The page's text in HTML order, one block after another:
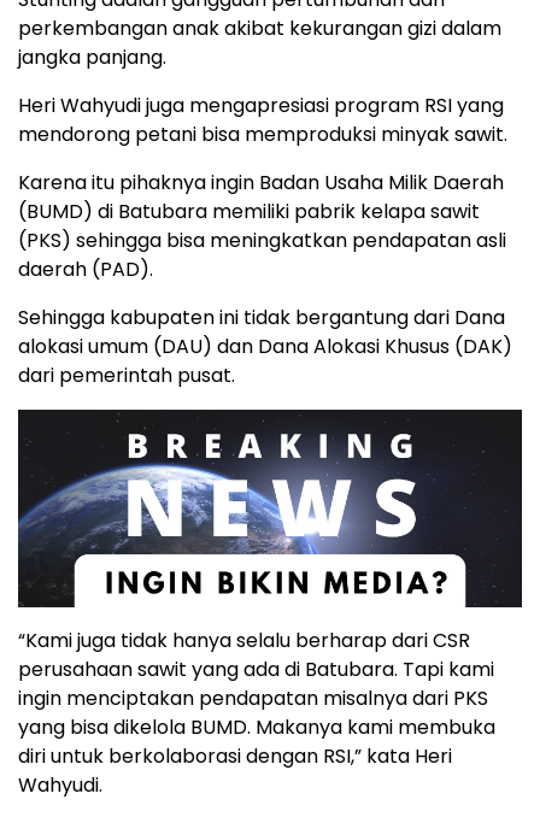
perkembangan anak akibat kekurangan gizi dalam
jangka panjang.
Heri Wahyudi juga mengapresiasi program RSI yang
mendorong petani bisa memproduksi minyak sawit.
Karena itu pihaknya ingin Badan Usaha Milik Daerah
(BUMD) di Batubara memiliki pabrik kelapa sawit
(PKS) sehingga bisa meningkatkan pendapatan asli
daerah (PAD).
Sehingga kabupaten ini tidak bergantung dari Dana
alokasi umum (DAU) dan Dana Alokasi Khusus (DAK)
dari pemerintah pusat.
“Kami juga tidak hanya selalu berharap dari CSR
perusahaan sawit yang ada di Batubara. Tapi kami
ingin menciptakan pendapatan misalnya dari PKS
yang bisa dikelola BUMD. Makanya kami membuka
diri untuk berkolaborasi dengan RSI,” kata Heri
Wahyudi.